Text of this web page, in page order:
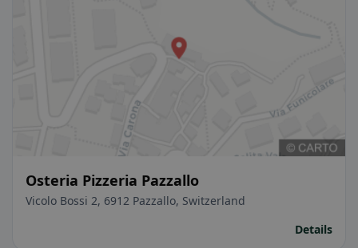
Osteria Pizzeria Pazzallo
Vicolo Bossi 2, 6912 Pazzallo, Switzerland
Details